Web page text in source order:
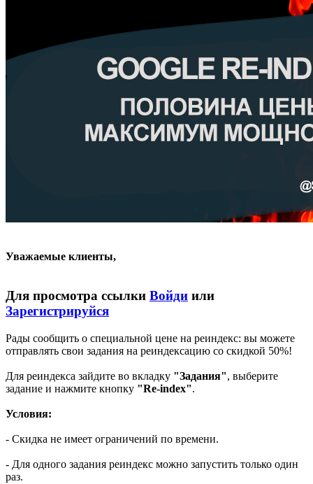
Уважаемые клиенты,
Для просмотра ссылки Войди или
Зарегистрируйся
Рады сообщить о специальной цене на реиндекс: вы можете
отправлять свои задания на реиндексацию со скидкой 50%!
Для реиндекса зайдите во вкладку "Задания", выберите
задание и нажмите кнопку "Re-index".
Условия:
- Скидка не имеет ограничений по времени.
- Для одного задания реиндекс можно запустить только один
раз.